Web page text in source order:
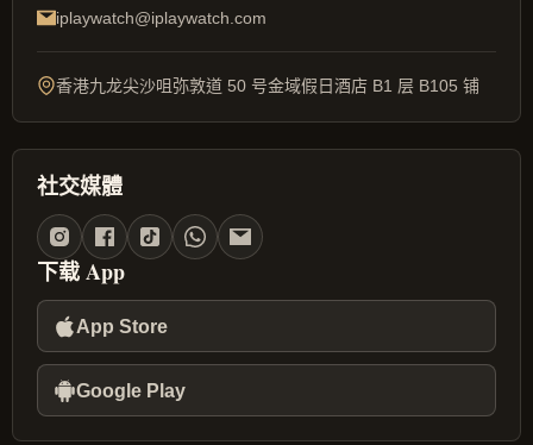
iplaywatch@iplaywatch.com
香港九龙尖沙咀弥敦道 50 号金域假日酒店 B1 层 B105 铺
社交媒體
下载 App
App Store
Google Play